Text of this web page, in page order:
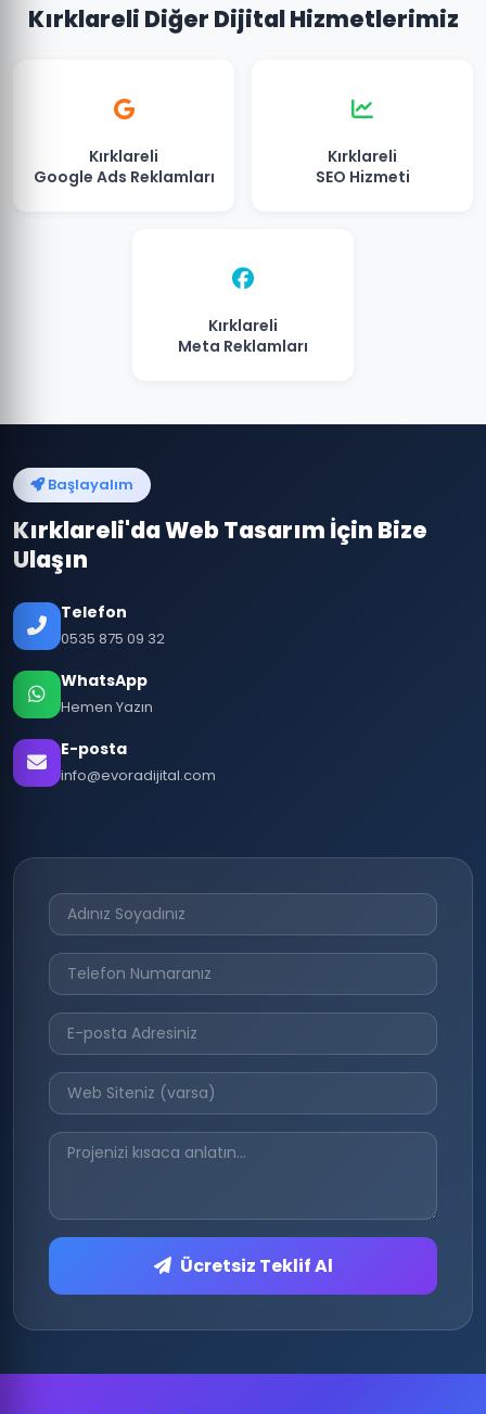
Kırklareli Diğer Dijital Hizmetlerimiz
Kırklareli
Google Ads Reklamları
Kırklareli
SEO Hizmeti
Kırklareli
Meta Reklamları
Başlayalım
Kırklareli'da Web Tasarım İçin Bize
Ulaşın
Telefon
0535 875 09 32
WhatsApp
Hemen Yazın
E-posta
info@evoradijital.com
Ücretsiz Teklif Al